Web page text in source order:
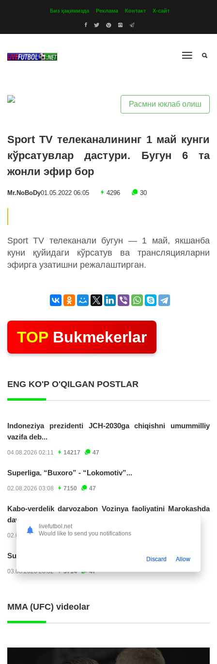
Биз ҳақимизда Реклама Контакт Х-сайт
Расмни юклаб олиш
Sport TV телеканалининг 1 май кунги
кўрсатувлар дастури. Бугун 6 та
жонли эфир бор
Mr.NoBoDy01.05.2022 06:05 4296 30
Sport TV телеканали бугун — 1 май, якшанба
куни қуйидаги кўрсатув ва трансляцияларни
эфирга узатишни режалаштирган.
TOP Bukmekerlar
ENG KO'P O'QILGAN POSTLAR
Indoneziya prezidenti JCH-2030ga chiqishni umummilliy
vazifa deb...
04.08.2026 02:11 14217 47
Superliga. “Buxoro” - “Lokomotiv”...
02.08.2026 03:08 7150 47
Kabo-verdelik darvozabon Vozinya faoliyatini Marokashda
davom ettirishi...
02.08.2026 01:08 3897 47
Superliga. "Dinamo" – "Neftchi" (matnli...
03.08.2026 20:32 3714 47
MMA (UFC) videolar
livefutbol.net
Would like to send you notifications
Discard Allow